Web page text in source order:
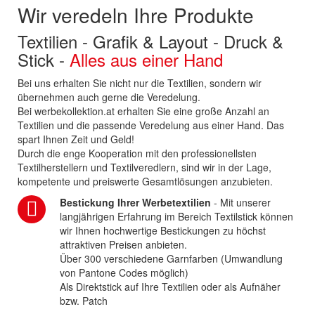
Wir veredeln Ihre Produkte
Textilien - Grafik & Layout - Druck &
Stick - Alles aus einer Hand
Bei uns erhalten Sie nicht nur die Textilien, sondern wir
übernehmen auch gerne die Veredelung.
Bei werbekollektion.at erhalten Sie eine große Anzahl an
Textilien und die passende Veredelung aus einer Hand. Das
spart Ihnen Zeit und Geld!
Durch die enge Kooperation mit den professionellsten
Textilherstellern und Textilveredlern, sind wir in der Lage,
kompetente und preiswerte Gesamtlösungen anzubieten.
Bestickung Ihrer Werbetextilien - Mit unserer
langjährigen Erfahrung im Bereich Textilstick können
wir Ihnen hochwertige Bestickungen zu höchst
attraktiven Preisen anbieten.
Über 300 verschiedene Garnfarben (Umwandlung
von Pantone Codes möglich)
Als Direktstick auf Ihre Textilien oder als Aufnäher
bzw. Patch